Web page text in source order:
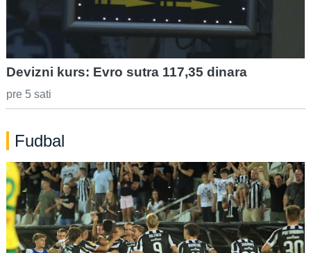
Devizni kurs: Evro sutra 117,35 dinara
pre 5 sati
Fudbal